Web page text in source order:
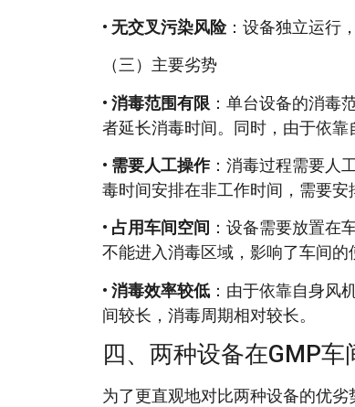
• 无交叉污染风险：设备独立运行
（三）主要劣势
• 消毒范围有限 ：单台设备的消毒
者延长消毒时间。同时，由于依靠
• 需要人工操作：消毒过程需要人
毒时间安排在非工作时间，需要安
• 占用车间空间 ：设备需要放置在
不能进入消毒区域，影响了车间的
• 消毒效率较低 ：由于依靠自身风
间较长，消毒周期相对较长。
四、两种设备在GMP
为了更直观地对比两种设备的优劣